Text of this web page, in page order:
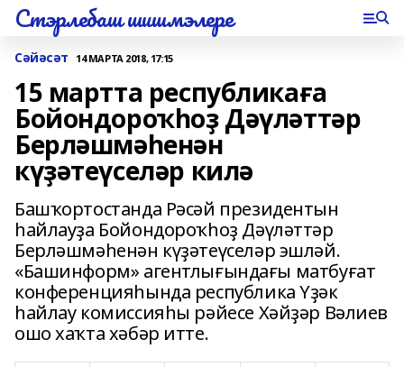
Стэрлебаш шишмэлере
Сәйәсәт 14 МАРТА 2018, 17:15
15 мартта республикаға
Бойондороҡһоҙ Дәүләттәр
Берләшмәһенән
күҙәтеүселәр килә
Башҡортостанда Рәсәй президентын
һайлауҙа Бойондороҡһоҙ Дәүләттәр
Берләшмәһенән күҙәтеүселәр эшләй.
«Башинформ» агентлығындағы матбуғат
конференцияһында республика Үҙәк
һайлау комиссияһы рәйесе Хәйҙәр Вәлиев
ошо хаҡта хәбәр итте.